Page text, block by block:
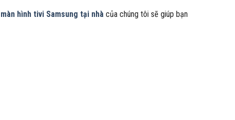
hình tivi Samsung tại nhà của chúng tôi sẽ giúp bạn